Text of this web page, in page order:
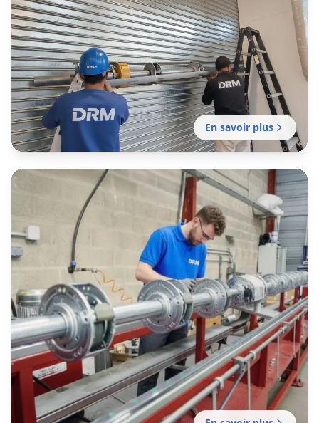
Installation rideau métallique
Monteux
Installation de rideaux métalliques adaptés
aux vitrines avignonnaises, des rues
intra‑muros aux zones commerciales du Grand
Avignon.
Fabrication rideau métallique
Monteux
Fabrication française de rideaux métalliques
sur mesure pensés pour les façades d’Avignon,
entre remparts historiques et zones
commerciales du Vaucluse.
En savoir plus
Conseils rideau métallique
pour Monteux